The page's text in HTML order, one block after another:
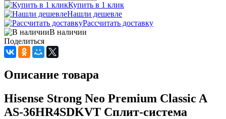
Купить в 1 клик
Нашли дешевле
Рассчитать доставку
В наличии
Поделиться
Описание товара
Hisense Strong Neo Premium Classic A
AS-36HR4SDKVT Сплит-система